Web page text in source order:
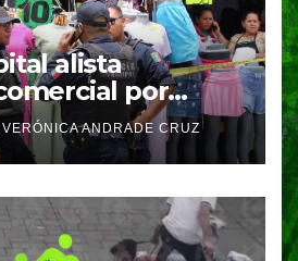
alista
por
y regreso a
VERÓNICA ANDRADE CRUZ